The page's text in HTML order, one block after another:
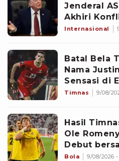
Jenderal
Akhiri
Internasional
Batal Bela
Nama
Sensasi di
Kasta
Timnas 9/08/
Hasil
Ole
Debut
Justin
Bola 9/08/2026 -